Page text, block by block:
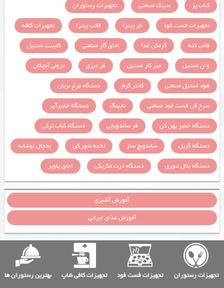
کباب پز سینک صنعتی
تجهیزات رستوران
تجهیزات فست فود
فر پیتزا قالب پیتزا
تجهیزات کافه
قالب کته
گرمکن غذا اجاق گاز صنعتی
کابینت استیل
وان استیل
میز کار استیل فر دیزی
ترولی آبچکان
هود استیل صنعتی
کانتر گرم
دستگاه مرغ بریان
سرخ کن فست فود صنعتی
تاپینگ
دستگاه خمیرگیر
دستگاه خمیر پهن کن
فر ساندویچی
دستگاه کباب ترکی
دستگاه گریل
ساندویچ ساز تخمه شور کن
یخچال نوشابه
دستگاه بلال تنوری
دستگاه ذرت مکزیکی اجاق پلوپز
آموزش آشپزی
آموزش غذای ایرانی
تجهیزات رستوران تجهیزات فست فود تجهیزات کافی شاپ بهترین رستوران ها